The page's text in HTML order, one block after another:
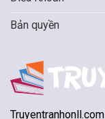
Bản quyền
Truyentranhonll.com